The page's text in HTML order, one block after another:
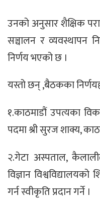
उनको अनुसार शैक्षिक
सञ्चालन र व्यवस्थापन
निर्णय भएको छ ।
यस्तो छन् ,बैठकका
१.काठमाडौं उपत्यका
पदमा श्री सुरज शाक्य,
२.गेटा अस्पताल,
विज्ञान
गर्न स्वीकृति प्रदान गर्ने ।